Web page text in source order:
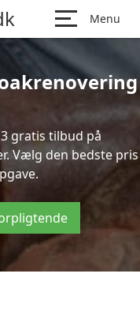
Menu
gratis tilbud på
Vælg den bedste pris